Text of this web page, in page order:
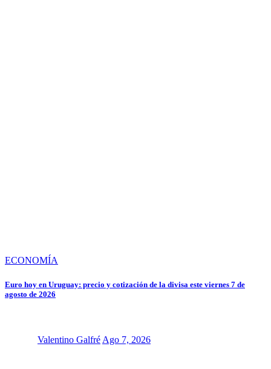
ECONOMÍA
Euro hoy en Uruguay: precio y cotización de la divisa este viernes 7 de
agosto de 2026
Valentino Galfré Ago 7, 2026